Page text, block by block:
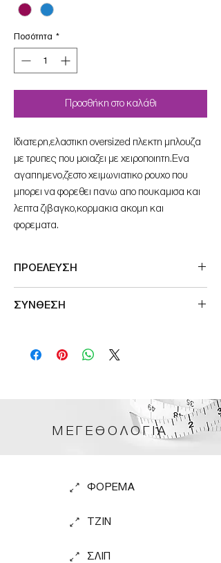
Ποσότητα *
Προσθήκη στο καλάθι
Ιδιατερη,ελαστικη oversized πλεκτη μπλουζα
με τρυπες που μοιαζει με χειροποιητη.Ενα
αγαπημενο,ζεστο χειμωνιατικο ρουχο που
μπορει να φορεθει πανω απο πουκαμισα και
λεπτα ζιβαγκο,κορμακια ακομη και
φορεματα.
ΠΡΟΕΛΕΥΣΗ
ΣΥΝΘΕΣΗ
ΜΕΓΕΘΟΛΟΓΙΑ
ΦΟΡΕΜΑ
TZIN
ΣΛΙΠ